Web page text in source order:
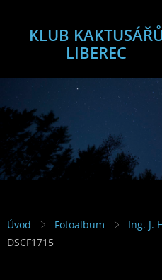
KLUB
LIBEREC
Úvod Fotoalbum
Ing. J.
DSCF1715